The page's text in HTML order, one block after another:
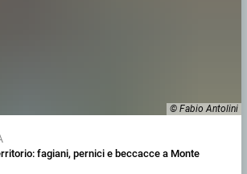
© Fabio Antolini
fagiani, pernici e beccacce a Monte